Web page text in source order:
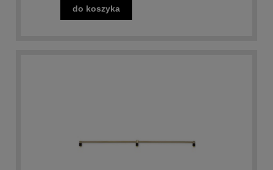
do koszyka